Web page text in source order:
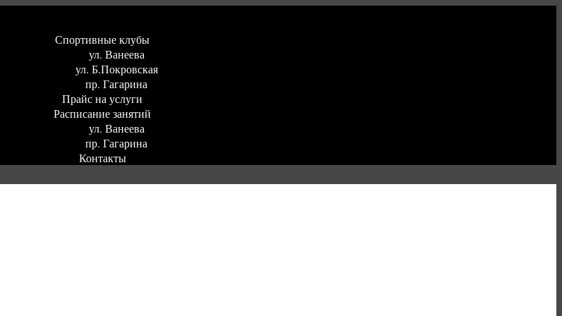
Спортивные клубы
ул. Ванеева
ул. Б.Покровская
пр. Гагарина
Прайс на услуги
Расписание занятий
ул. Ванеева
пр. Гагарина
Контакты